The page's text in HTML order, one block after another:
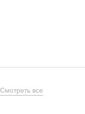
Смотреть все